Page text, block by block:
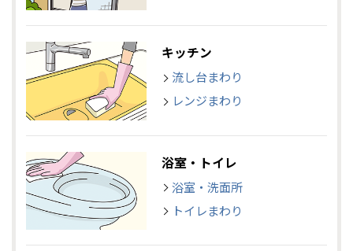
キッチン
流し台まわり
レンジまわり
浴室・トイレ
浴室・洗面所
トイレまわり